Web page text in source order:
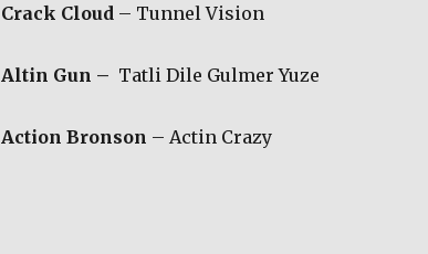
Crack Cloud– Tunnel Vision
Altin Gun – Tatli Dile Gulmer Yuze
Action Bronson – Actin Crazy